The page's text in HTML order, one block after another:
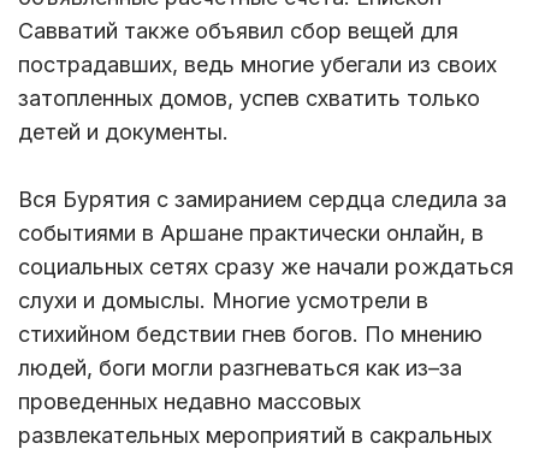
Савватий также объявил сбор вещей для
пострадавших, ведь многие убегали из своих
затопленных домов, успев схватить только
детей и документы.
Вся Бурятия с замиранием сердца следила за
событиями в Аршане практически онлайн, в
социальных сетях сразу же начали рождаться
слухи и домыслы. Многие усмотрели в
стихийном бедствии гнев богов. По мнению
людей, боги могли разгневаться как из–за
проведенных недавно массовых
развлекательных мероприятий в сакральных